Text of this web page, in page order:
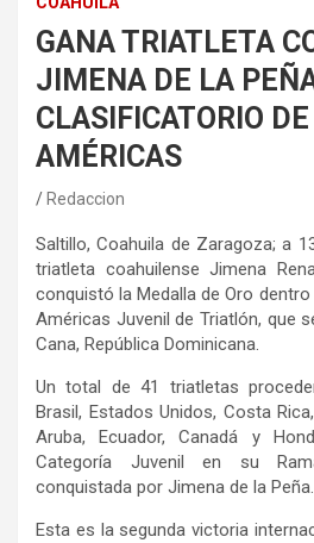
GANA TRIATLETA
JIMENA DE LA
CLASIFICATORIO
AMÉRICAS
Redaccion
Saltillo, Coahuila de Zaragoza; a
triatleta coahuilense Jimena
conquistó la Medalla de Oro
Américas Juvenil de Triatlón, que
Cana, República Dominicana.
Un total de 41 triatletas
Brasil, Estados Unidos, Costa
Aruba, Ecuador, Canadá y
Categoría Juvenil en su
conquistada por Jimena de la Peña.
Esta es la segunda victoria